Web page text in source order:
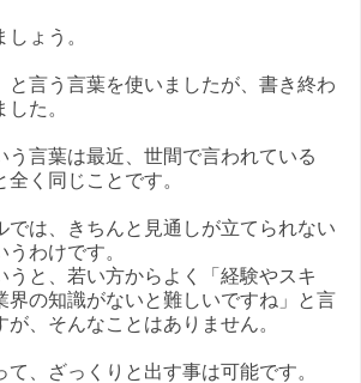
ょう。
と言う言葉を使いましたが、書き終わ
た。
う言葉は最近、世間で言われている
全く同じことです。
では、きちんと見通しが立てられない
わけです。
うと、若い方からよく「経験やスキ
界の知識がないと難しいですね」と言
、そんなことはありません。
、ざっくりと出す事は可能です。